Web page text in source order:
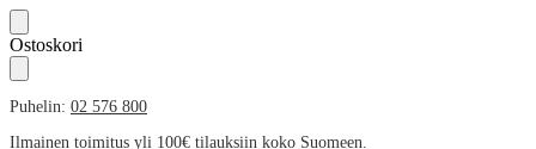
Skip
to
navigation
Skip
to
content
Ostoskori
Puhelin: 02 576 800
Ilmainen toimitus yli 100€ tilauksiin koko Suomeen.